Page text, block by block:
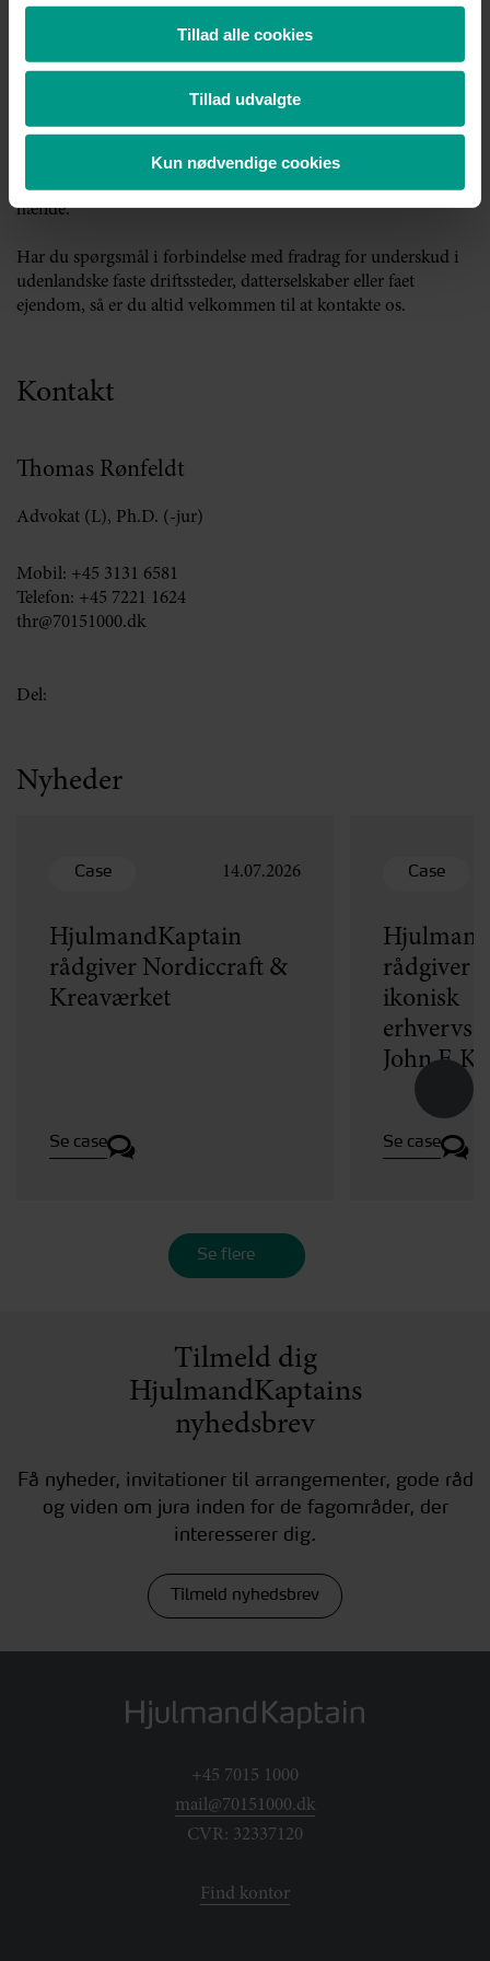
Tillad alle cookies
Tillad udvalgte
Kun nødvendige cookies
Få vurderet dit selskabs situation
Der er forskellige måder at løfte denne bevisbyrde på, og du
er naturligvis velkommen til at kontakte os for at få vurderet
Der er i styresignalet fastsat en reaktionsfrist på 6 måneder
løbende fra 6. januar 2021. Inden 6 måneder fra denne dato
skal en anmodning om genoptagelse være skattestyrelsen i
hænde.
Har du spørgsmål i forbindelse med fradrag for underskud i
udenlandske faste driftssteder, datterselskaber eller faet
ejendom, så er du altid velkommen til at kontakte os.
Kontakt
Thomas Rønfeldt
Advokat (L), Ph.D. (-jur)
Mobil: +45 3131 6581
Telefon: +45 7221 1624
thr@70151000.dk
Del:
Nyheder
Case 14.07.2026
HjulmandKaptain
rådgiver Nordiccraft &
Kreaværket
Se case
Case
rådgiver
ikonisk
John F.
Se case
Se flere
Tilmeld dig
HjulmandKaptains
nyhedsbrev
Få nyheder, invitationer til arrangementer, gode råd
og viden om jura inden for de fagområder, der
interesserer dig.
Tilmeld nyhedsbrev
+45 7015 1000
mail@70151000.dk
CVR: 32337120
Find kontor